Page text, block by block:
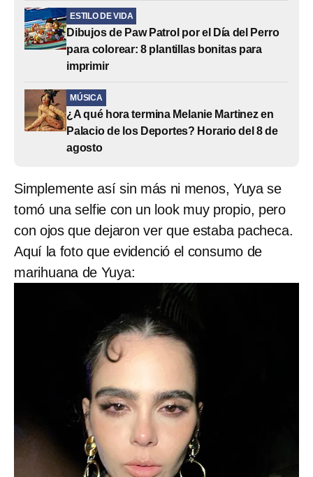
ESTILO DE VIDA
Dibujos de Paw Patrol por el Día del Perro
para colorear: 8 plantillas bonitas para
imprimir
MÚSICA
¿A qué hora termina Melanie Martinez en
Palacio de los Deportes? Horario del 8 de
agosto
Simplemente así sin más ni menos, Yuya se
tomó una selfie con un look muy propio, pero
con ojos que dejaron ver que estaba pacheca.
Aquí la foto que evidenció el consumo de
marihuana de Yuya: